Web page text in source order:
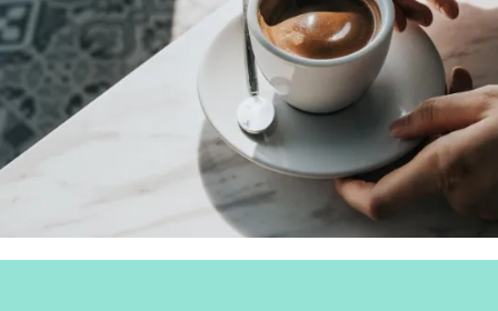
Unternehmen
Kontakt & Service
Jobs